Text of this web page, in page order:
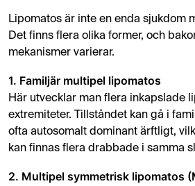
Lipomatos är inte en enda sjukdom
Det finns flera olika former, och
mekanismer varierar.
1. Familjär multipel lipomatos
Här utvecklar man flera inkapslade
extremiteter. Tillståndet kan gå i
ofta autosomalt dominant ärftligt,
kan finnas flera drabbade i samma
2. Multipel symmetrisk lipomatos